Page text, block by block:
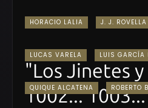
"Los Jinetes
1002...
HORACIO LALIA J. J. ROVELLA
LUCAS VARELA LUIS GARCÍA
QUIQUE ALCATENA ROBERTO